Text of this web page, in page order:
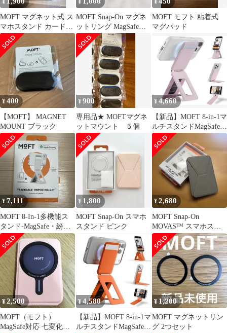
¥
MOFT マグネット式 ス
マホスタンド カードケ
ース ブラック
¥
MOFT Snap-On マグネ
ットリング MagSafe製
品対応
¥
MOFT モフト 粘着式
マグパッド
¥400
【MOFT】 MAGNET
MOUNT ブラック
¥900
専用品★ MOFTマグネ
ットマウント ５個
¥4,660
【新品】MOFT 8-in-1マ
ルチスタンドMagSafe対
応サクラピンク
¥7,111
MOFT 8-In-1多機能ス
タンド-MagSafe・紛失
防止 ミスティグレー
¥ 1,800
MOFT Snap-On スマホ
スタンド ピンク
¥2,680
MOFT Snap-On
MOVAS™︎ スマホスタ
ンド トープ
¥2,500
MOFT（モフト）
MagSafe対応 七変化マ
¥4,580
【新品】MOFT 8-in-1マ
ルチスタンドMagSafe対
¥ 1,200
MOFT マグネットリン
グ 2つセット